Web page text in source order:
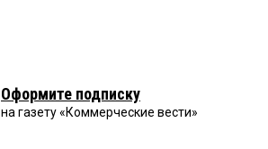
Оформите подписку
на газету «Коммерческие вести»